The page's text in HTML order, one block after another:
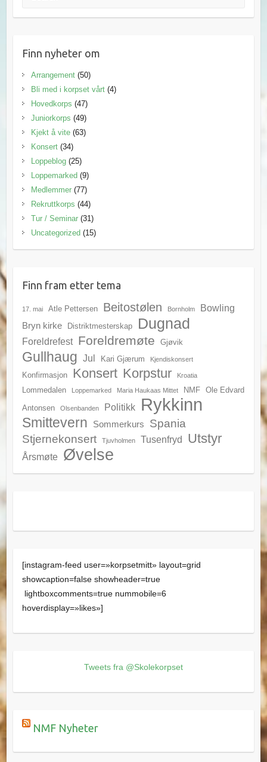
Finn nyheter om
Arrangement(50)
Bli med i korpset vårt(4)
Hovedkorps (47)
Juniorkorps (49)
Kjekt å vite(63)
Konsert(34)
Loppeblog(25)
Loppemarked(9)
Medlemmer(77)
Rekruttkorps (44)
Tur / Seminar(31)
Uncategorized(15)
Finn fram etter tema
17. mai Atle Pettersen Beitostølen Bornholm Bowling
Bryn kirke Distriktmesterskap Dugnad
Foreldrefest Foreldremøte Gjøvik
Gullhaug Jul Kari Gjærum Kjendiskonsert
Konfirmasjon Konsert Korpstur Kroatia
Lommedalen Loppemarked Maria Haukaas Mittet NMF
Ole Edvard
Antonsen
Olsenbanden Politikk Rykkinn
Smittevern Sommerkurs
Spania
Stjernekonsert
Tjuvholmen Tusenfryd Utstyr
Årsmøte Øvelse
[instagram-feed user=»korpsetmitt» layout=grid
showcaption=false showheader=true
lightboxcomments=true nummobile=6
hoverdisplay=»likes»]
Tweets fra @Skolekorpset
NMF Nyheter